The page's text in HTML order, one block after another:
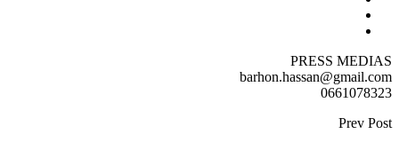
PRESS MEDIAS
barhon.hassan@gmail.com
0661078323
Prev Post